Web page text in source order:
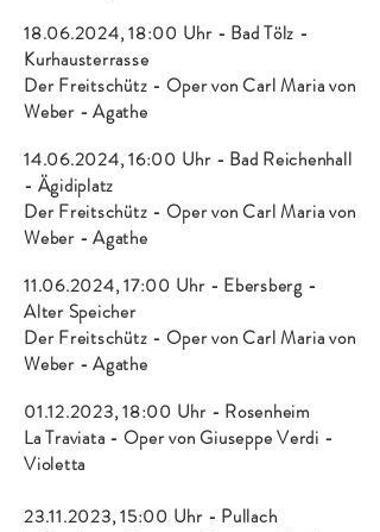
18.06.2024, 18:00 Uhr - Bad Tölz -
Kurhausterrasse
Der Freitschütz - Oper von CarlMariavon
Weber - Agathe
14.06.2024, 16:00 Uhr - Bad Reichenhall
- Ägidiplatz
Der Freitschütz - Oper von CarlMariavon
Weber - Agathe
11.06.2024, 17:00 Uhr - Ebersberg -
Alter Speicher
Der Freitschütz - Oper von CarlMariavon
Weber - Agathe
01.12.2023, 18:00 Uhr - Rosenheim
La Traviata - Oper von Giuseppe Verdi -
Violetta
23.11.2023, 15:00 Uhr - Pullach